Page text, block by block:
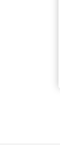
roda